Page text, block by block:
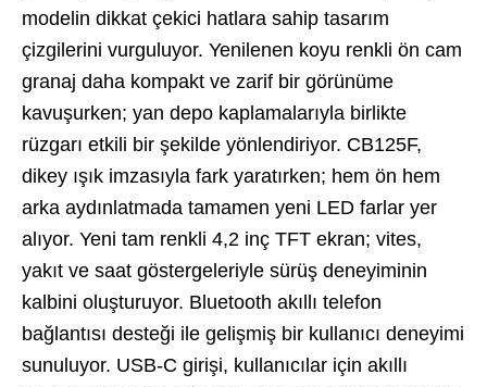
modelin dikkat çekici hatlara sahip tasarım
çizgilerini vurguluyor. Yenilenen koyu renkli ön cam
granaj daha kompakt ve zarif bir görünüme
kavuşurken; yan depo kaplamalarıyla birlikte
rüzgarı etkili bir şekilde yönlendiriyor. CB125F,
dikey ışık imzasıyla fark yaratırken; hem ön hem
arka aydınlatmada tamamen yeni LED farlar yer
alıyor. Yeni tam renkli 4,2 inç TFT ekran; vites,
yakıt ve saat göstergeleriyle sürüş deneyiminin
kalbini oluşturuyor. Bluetooth akıllı telefon
bağlantısı desteği ile gelişmiş bir kullanıcı deneyimi
sunuluyor. USB-C girişi, kullanıcılar için akıllı